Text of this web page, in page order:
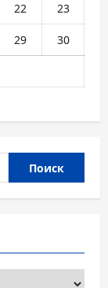
22 23
29 30